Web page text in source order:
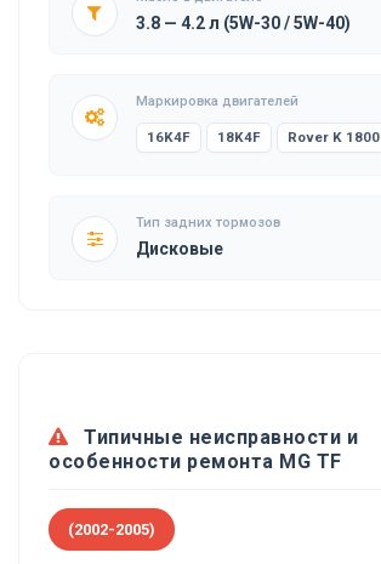
3.8 — 4.2 л (5W-30 / 5W-40)
Маркировка двигателей
16K4F 18K4F Rover K 1800
Тип задних тормозов
Дисковые
Типичные неисправности и
особенности ремонта MG TF
(2002-2005)